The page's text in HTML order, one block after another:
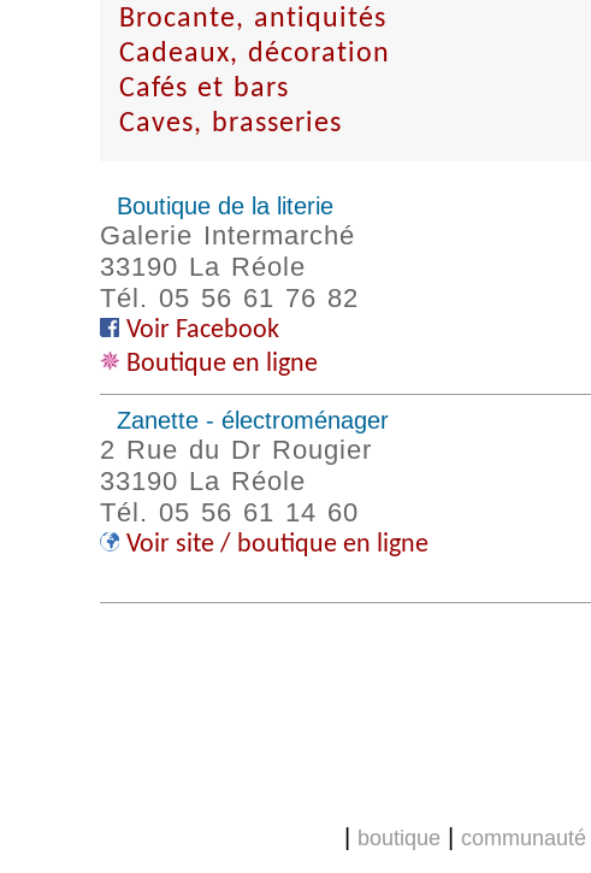
Brocante, antiquités
Cadeaux, décoration
Cafés et bars
Caves, brasseries
Boutique de la literie
Galerie Intermarché
33190 La Réole
Tél. 05 56 61 76 82
Voir Facebook
Boutique en ligne
Zanette - électroménager
2 Rue du Dr Rougier
33190 La Réole
Tél. 05 56 61 14 60
Voir site / boutique en ligne
| boutique |